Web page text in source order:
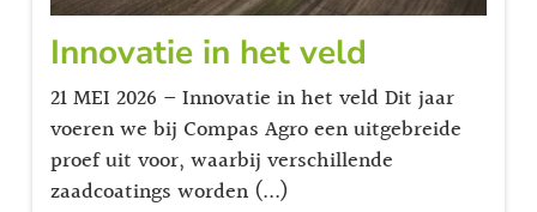
Innovatie in het veld
21 MEI 2026 – Innovatie in het veld Dit jaar
voeren we bij Compas Agro een uitgebreide
proef uit voor, waarbij verschillende
zaadcoatings worden (...)